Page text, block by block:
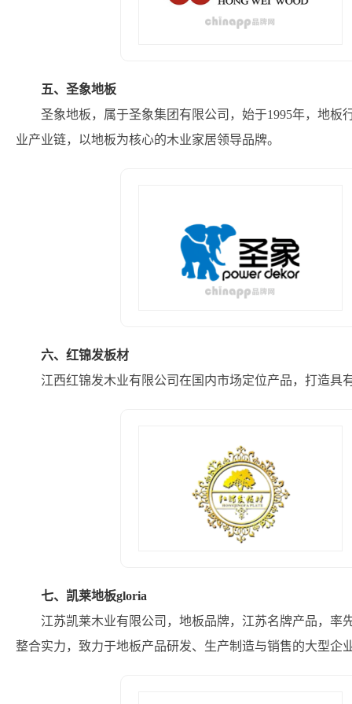
五、圣象地板
圣象地板，属于圣象集团有限公司，始于1995年，地
业产业链，以地板为核心的木业家居领导品牌。
六、红锦发板材
江西红锦发木业有限公司在国内市场定位产品，打造具
七、凯莱地板gloria
江苏凯莱木业有限公司，地板品牌，江苏名牌产品，
整合实力，致力于地板产品研发、生产制造与销售的大型企